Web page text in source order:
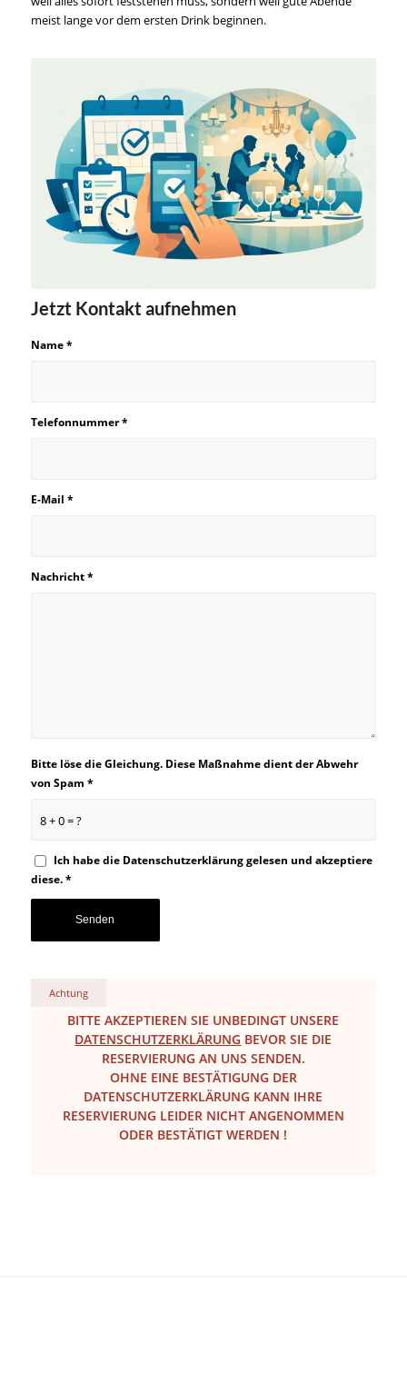
meist lange vor dem ersten Drink beginnen.
Jetzt Kontakt aufnehmen
Name*
Telefonnummer*
E-Mail *
Nachricht*
8 + 0 = ?
Bitte löse die Gleichung. Diese Maßnahme dient der Abwehr
von Spam *
Ich habe die Datenschutzerklärunggelesen und akzeptiere
diese.*
Achtung
BITTE AKZEPTIEREN SIE UNBEDINGT UNSERE
DATENSCHUTZERKLÄRUNG BEVOR SIE DIE
RESERVIERUNG AN UNS SENDEN.
OHNE EINE BESTÄTIGUNG DER
DATENSCHUTZERKLÄRUNG KANN IHRE
RESERVIERUNG LEIDER NICHT ANGENOMMEN
ODER BESTÄTIGT WERDEN !